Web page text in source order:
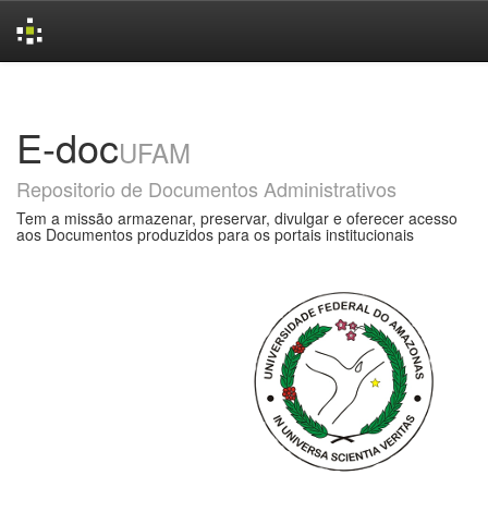
E-docUFAM
Repositorio de Documentos Administrativos
Tem a missão armazenar, preservar, divulgar e oferecer acesso
aos Documentos produzidos para os portais institucionais